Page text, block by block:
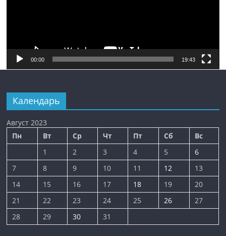
00:00 19:43
Календарь
Август 2023
Пн
Вт Ср Чт Пт Сб
Вс
1
2 3 4 5
6
7
8 9 10 11 12
13
14
15 16 17 18 19
20
21
22 23 24 25 26
27
28
29 30 31